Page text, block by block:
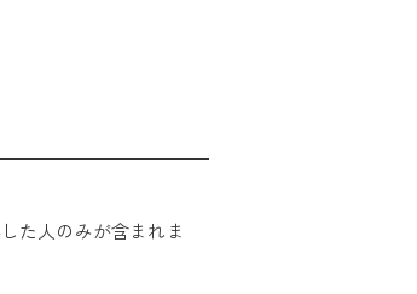
た人のみが含まれま